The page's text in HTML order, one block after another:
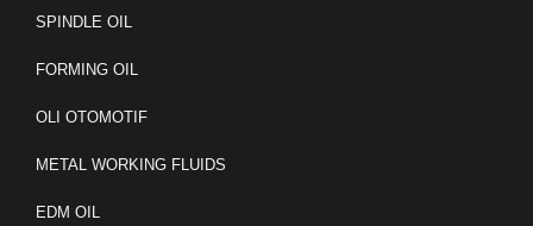
SPINDLE OIL
FORMING OIL
OLI OTOMOTIF
METAL WORKING FLUIDS
EDM OIL